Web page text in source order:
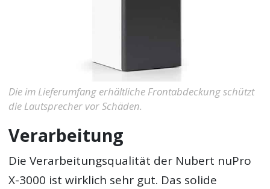
Die im Lieferumfang erhältliche Frontabdeckung schützt
die Lautsprecher vor Schäden.
Verarbeitung
Die Verarbeitungsqualität der Nubert nuPro
X-3000 ist wirklich sehr gut. Das solide